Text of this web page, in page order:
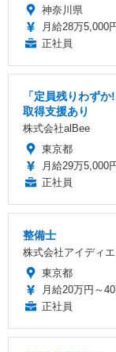
神奈川県
月給28万5,000
正社員
「定員残りわず
取得支援あり
株式会社alBee
東京都
月給29万5,000
正社員
整備士
株式会社アイディ
東京都
月給20万円～
正社員